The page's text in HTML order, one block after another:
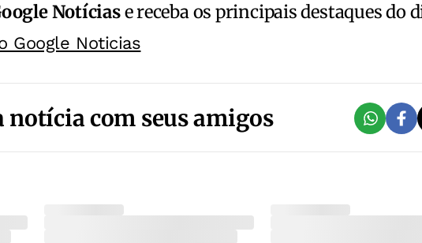
Notíciase receba os principais destaques do
Google Noticias
notícia com seus amigos